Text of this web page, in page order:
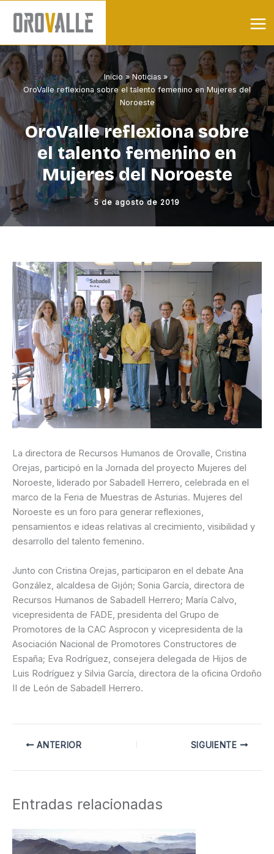
contenido
Inicio
Noticias
OroValle reflexiona sobre el talento femenino en Mujeres del
Noroeste
OroValle reflexiona sobre
el talento femenino en
Mujeres del Noroeste
5 de agosto de 2019
La directora de Recursos Humanos de Orovalle, Cristina
Orejas, participó en la Jornada del proyecto Mujeres del
Noroeste, liderado por Sabadell Herrero, celebrada en el
marco de la Feria de Muestras de Asturias. Mujeres del
Noroeste es un foro para generar reflexiones,
pensamientos e ideas relativas al crecimiento, visibilidad y
desarrollo del talento femenino.
Junto con Cristina Orejas, participaron en el debate Ana
González, alcaldesa de Gijón; Sonia García, directora de
Recursos Humanos de Sabadell Herrero; María Calvo,
vicepresidenta de FADE, presidenta del Grupo de
Promotores de la CAC Asprocon y vicepresidenta de la
Asociación Nacional de Promotores Constructores de
España; Eva Rodríguez, consejera delegada de Hijos de
Luis Rodríguez y Silvia García, directora de la oficina Ordoño
II de León de Sabadell Herrero.
ANTERIOR SIGUIENTE
Entradas relacionadas